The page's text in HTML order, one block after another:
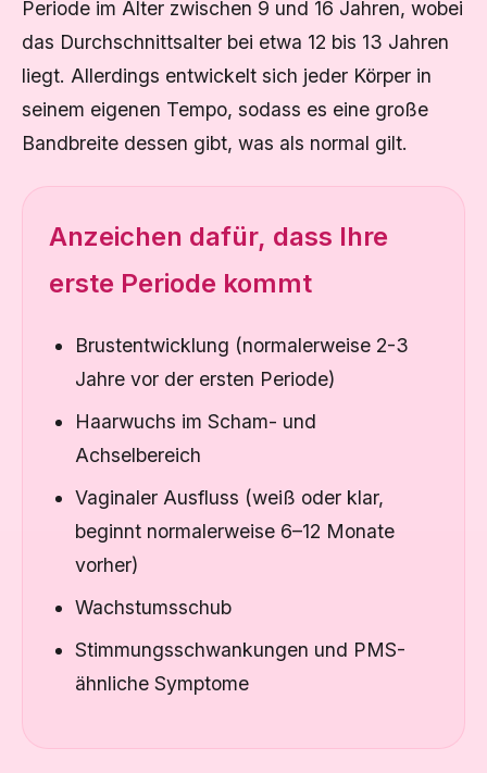
Periode im Alter zwischen 9 und 16 Jahren, wobei
das Durchschnittsalter bei etwa 12 bis 13 Jahren
liegt. Allerdings entwickelt sich jeder Körper in
seinem eigenen Tempo, sodass es eine große
Bandbreite dessen gibt, was als normal gilt.
Anzeichen dafür, dass Ihre
erste Periode kommt
Brustentwicklung (normalerweise 2-3
Jahre vor der ersten Periode)
Haarwuchs im Scham- und
Achselbereich
Vaginaler Ausfluss (weiß oder klar,
beginnt normalerweise 6–12 Monate
vorher)
Wachstumsschub
Stimmungsschwankungen und PMS-
ähnliche Symptome